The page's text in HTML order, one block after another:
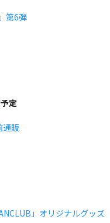
第6弾
定
通販
」オリジナルグッズ